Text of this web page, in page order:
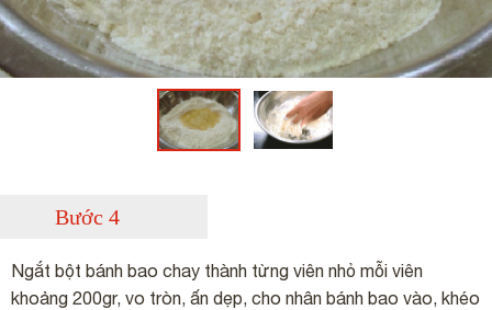
Bước 4
Ngắt bột bánh bao chay thành từng viên nhỏ mỗi viên
khoảng 200gr, vo tròn, ấn dẹp, cho nhân bánh bao vào, khéo